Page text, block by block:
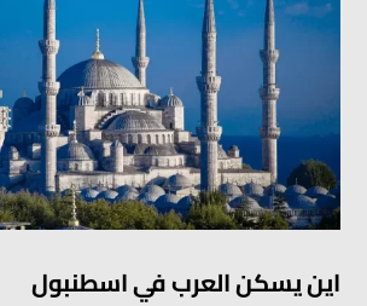
اين يسكن العرب في اسطنبول